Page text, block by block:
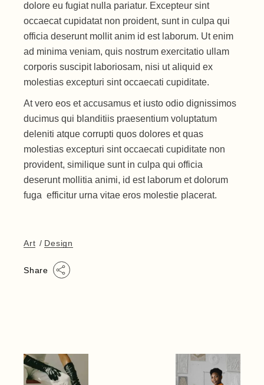
dolore eu fugiat nulla pariatur. Excepteur sint
occaecat cupidatat non proident, sunt in culpa qui
officia deserunt mollit anim id est laborum. Ut enim
ad minima veniam, quis nostrum exercitatio ullam
corporis suscipit laboriosam, nisi ut aliquid ex
molestias excepturi sint occaecati cupiditate.
At vero eos et accusamus et iusto odio dignissimos
ducimus qui blanditiis praesentium voluptatum
deleniti atque corrupti quos dolores et quas
molestias excepturi sint occaecati cupiditate non
provident, similique sunt in culpa qui officia
deserunt mollitia animi, id est laborum et dolorum
fuga efficitur urna vitae eros molestie placerat.
Art Design
Share